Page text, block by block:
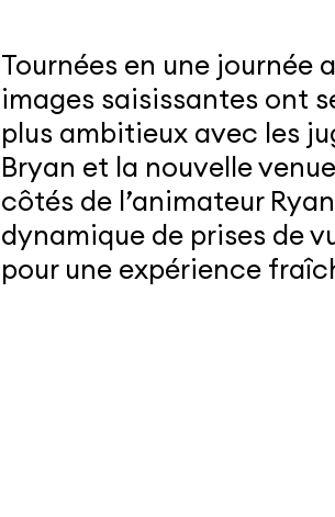
Tournées en une
images saisissantes ont
plus ambitieux avec les
Bryan et la nouvelle
côtés de l’animateur
dynamique de prises de
pour une expérience